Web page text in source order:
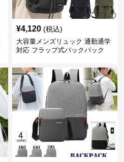
¥4,120 (税込)
大容量メンズリュック 通勤通学
対応 フラップ式バックパック